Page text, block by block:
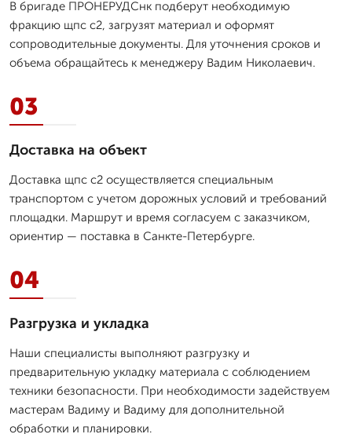
В бригаде ПРОНЕРУДСнк подберут необходимую
фракцию щпс с2, загрузят материал и оформят
сопроводительные документы. Для уточнения сроков и
объема обращайтесь к менеджеру Вадим Николаевич.
03
Доставка на объект
Доставка щпс с2 осуществляется специальным
транспортом с учетом дорожных условий и требований
площадки. Маршрут и время согласуем с заказчиком,
ориентир — поставка в Санкте-Петербурге.
04
Разгрузка и укладка
Наши специалисты выполняют разгрузку и
предварительную укладку материала с соблюдением
техники безопасности. При необходимости задействуем
мастерам Вадиму и Вадиму для дополнительной
обработки и планировки.